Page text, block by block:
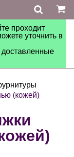
проходит
уточнить в
(кожей)